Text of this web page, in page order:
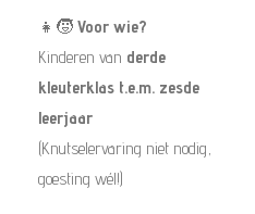
👧🧒 Voor wie?
Kinderen van derde
kleuterklas t.e.m. zesde
leerjaar
(Knutselervaring niet nodig,
goesting wél!)